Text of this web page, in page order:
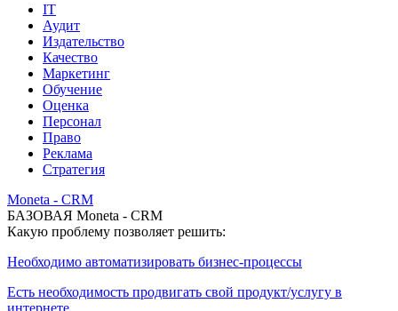
IT
Аудит
Издательство
Качество
Маркетинг
Обучение
Оценка
Персонал
Право
Реклама
Стратегия
Moneta - CRM
БАЗОВАЯ Moneta - CRM
Какую проблему позволяет решить:
Необходимо автоматизировать бизнес-процессы
Есть необходимость продвигать свой продукт/услугу в
интернете